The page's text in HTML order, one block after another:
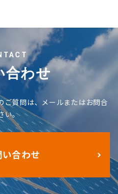
合わせ
ご質問は、メールまたはお問合
い。
合わせ